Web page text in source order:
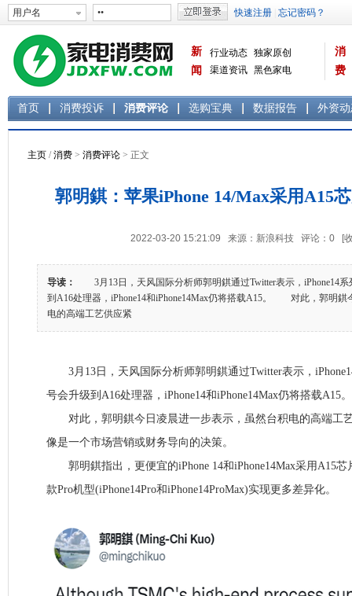
新
闻
行业动态 独家原创
渠道资讯 黑色家电
消
费
首页 消费投诉 消费评论 选购宝典 数据报告 外资
主页 /消费 > 消费评论 > 正文
郭明錤：苹果iPhone 14/Max采用A15
2022-03-20 15:21:09 来源：新浪科技 评论： 0 [
导读：
3月13日，天风国际分析师郭明錤通过Twitter表示，iPhone14系
到A16处理器，iPhone14和iPhone14Max仍将搭载A15。 对此，郭明錤
电的高端工艺供应紧
3月13日，天风国际分析师郭明錤通过Twitter表示，
号会升级到A16处理器，iPhone14和iPhone14Max仍将搭载A15。
对此，郭明錤今日凌晨进一步表示，虽然台积电的高端工
像是一个市场营销或财务导向的决策。
郭明錤指出，更便宜的iPhone 14和iPhone14Max采用A15芯
款Pro机型(iPhone14Pro和iPhone14ProMax)实现更多差异化。